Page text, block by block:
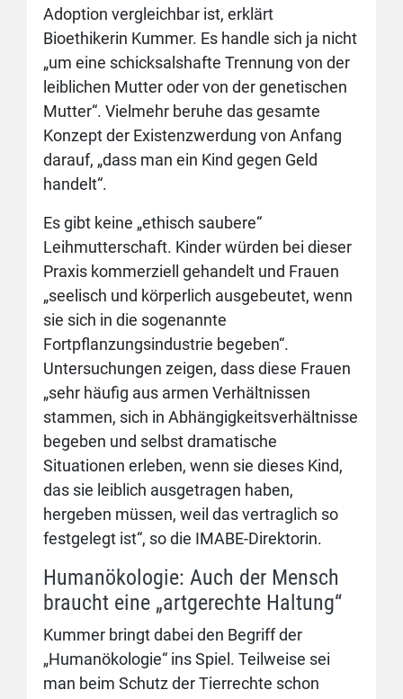
Adoption vergleichbar ist, erklärt
Bioethikerin Kummer. Es handle sich ja nicht
„um eine schicksalshafte Trennung von der
leiblichen Mutter oder von der genetischen
Mutter“. Vielmehr beruhe das gesamte
Konzept der Existenzwerdung von Anfang
darauf, „dass man ein Kind gegen Geld
handelt“.
Es gibt keine „ethisch saubere“
Leihmutterschaft. Kinder würden bei dieser
Praxis kommerziell gehandelt und Frauen
„seelisch und körperlich ausgebeutet, wenn
sie sich in die sogenannte
Fortpflanzungsindustrie begeben“.
Untersuchungen zeigen, dass diese Frauen
„sehr häufig aus armen Verhältnissen
stammen, sich in Abhängigkeitsverhältnisse
begeben und selbst dramatische
Situationen erleben, wenn sie dieses Kind,
das sie leiblich ausgetragen haben,
hergeben müssen, weil das vertraglich so
festgelegt ist“, so die IMABE-Direktorin.
Humanökologie: Auch der Mensch
braucht eine „artgerechte Haltung“
Kummer bringt dabei den Begriff der
„Humanökologie“ ins Spiel. Teilweise sei
man beim Schutz der Tierrechte schon